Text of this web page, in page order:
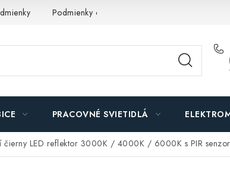
Podmienky ochrany osobných údajov
PRACOVNÉ SVIETIDLÁ
čierny LED reflektor 3000K / 4000K / 6000K s PIR